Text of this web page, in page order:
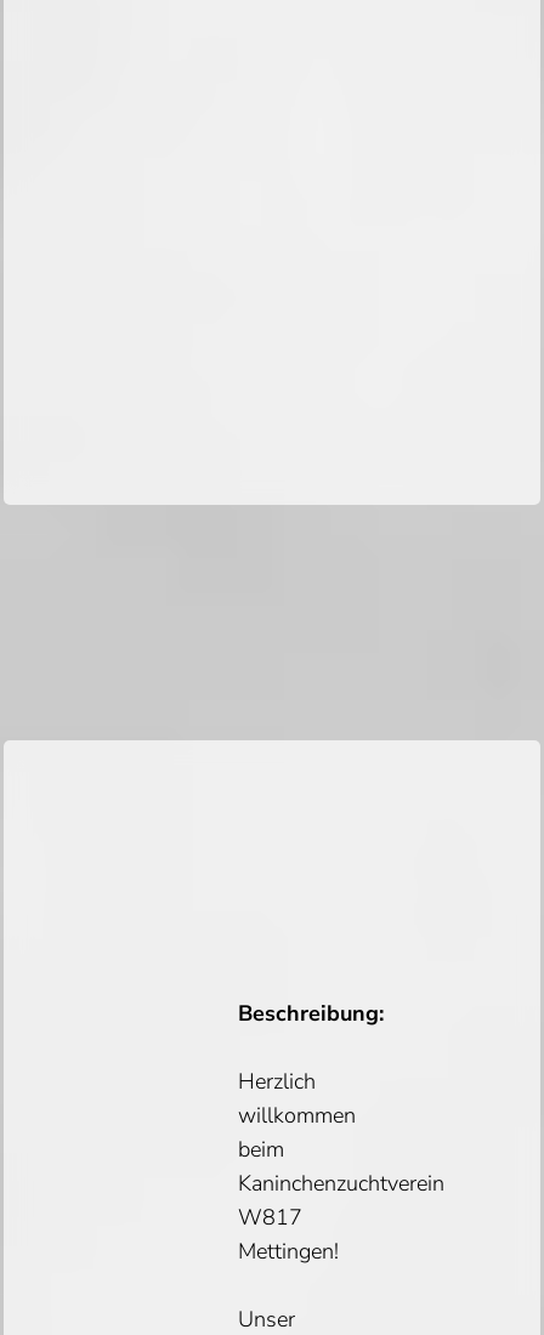
Beschreibung:
Herzlich
willkommen
beim
Kaninchenzuchtverein
W817
Mettingen!
Unser